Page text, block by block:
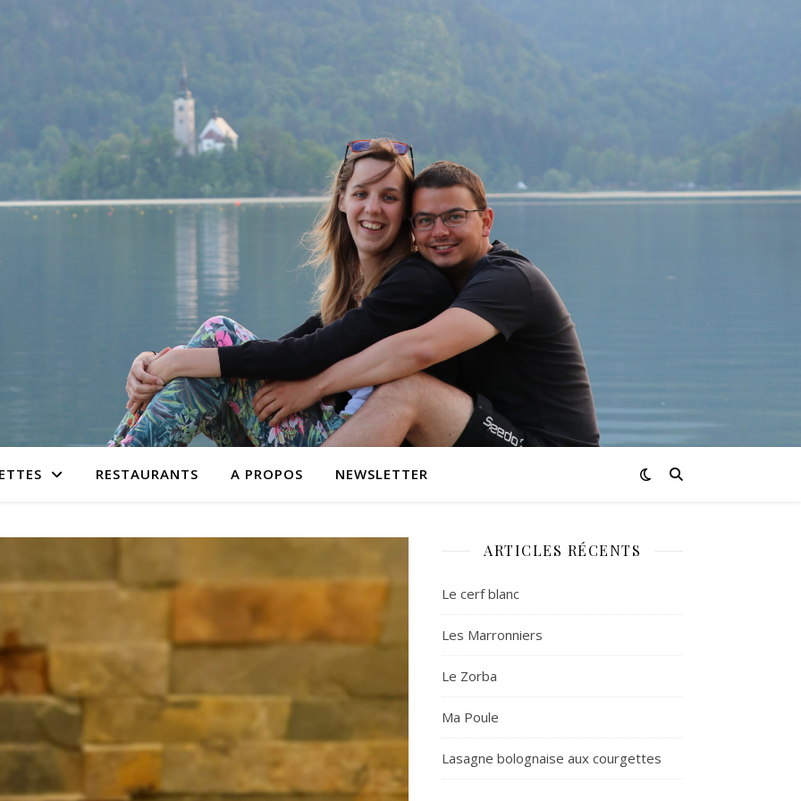
RESTAURANTS A PROPOS NEWSLETTER
ARTICLES RÉCENTS
Le cerf blanc
Les Marronniers
Le Zorba
Ma Poule
Lasagne bolognaise aux courgettes